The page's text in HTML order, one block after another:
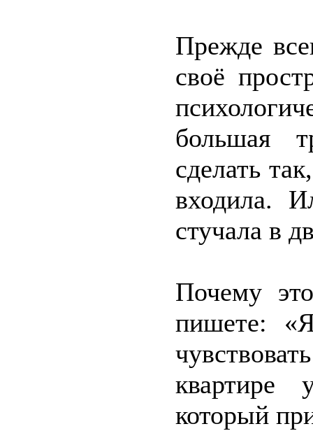
Прежде
своё
большая
сделать
входила.
стучала в
Почему
пишете:
который